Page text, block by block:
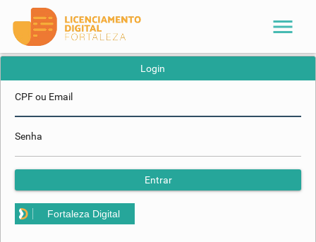
menu
Login
CPF ou Email
Senha
Entrar
Fortaleza Digital